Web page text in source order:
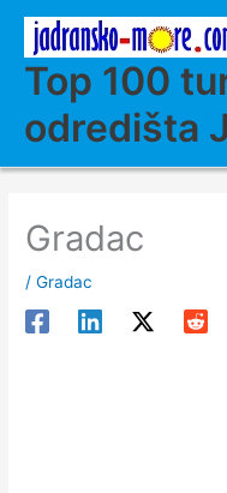
contentTop 100
odredišta
Gradac
/Gradac